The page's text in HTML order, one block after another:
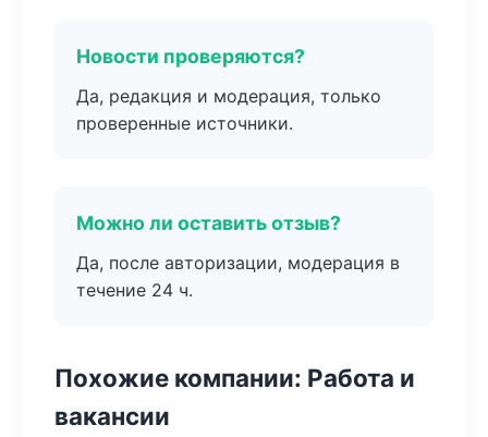
Новости проверяются?
Да, редакция и модерация, только
проверенные источники.
Можно ли оставить отзыв?
Да, после авторизации, модерация в
течение 24 ч.
Похожие компании: Работа и
вакансии